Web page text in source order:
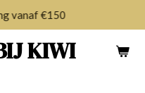
KIWI
vanaf €150